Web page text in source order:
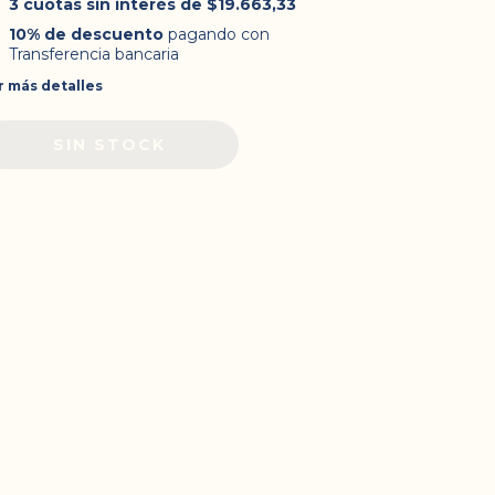
3 cuotas sin interés de $19.663,33
10% de descuentopagando con
Transferencia bancaria
más detalles